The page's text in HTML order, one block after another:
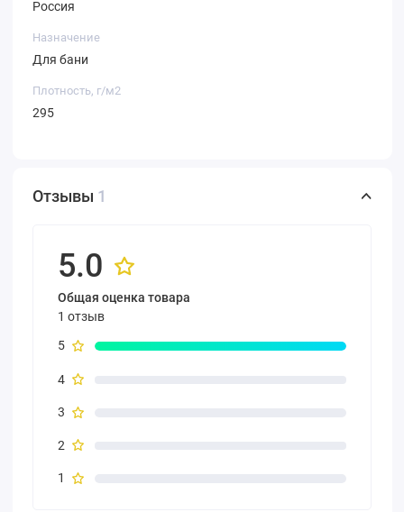
Россия
Назначение
Для бани
Плотность, г/м2
295
Отзывы 1
5.0
Общая оценка товара
1 отзыв
5
4
3
2
1